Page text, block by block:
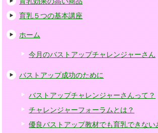
育乳５つの基本講座
ホーム
今月のバストアップチャレンジャーさん
バストアップ成功のために
バストアップチャレンジャーさんって？
チャレンジャーフォーラムとは？
優良バストアップ教材でも育乳できない